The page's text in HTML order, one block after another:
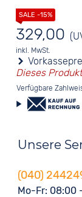
329,00
inkl. MwSt.
Dieses
Verfügbare
Unsere
(040)
Mo-Fr: 08:00